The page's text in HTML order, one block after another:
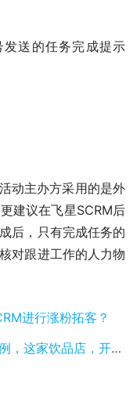
送的任务完成提示
动主办方采用的是外
建议在飞星SCRM后
后，只有完成任务的
对跟进工作的人力物
进行涨粉拓客？
动，霸了整条街，城管都来了！